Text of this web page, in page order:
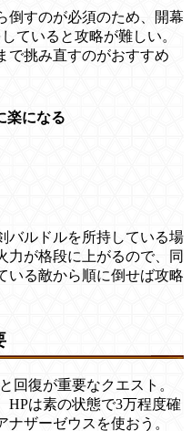
倒すのが必須のため、開幕
ていると攻略が難しい。
で挑み直すのがおすすめ
楽になる
バルドルを所持している場
力が格段に上がるので、同
いる敵から順に倒せば攻略
回復が重要なクエスト。
HPは素の状態で3万程度確
ザーゼウスを使おう。